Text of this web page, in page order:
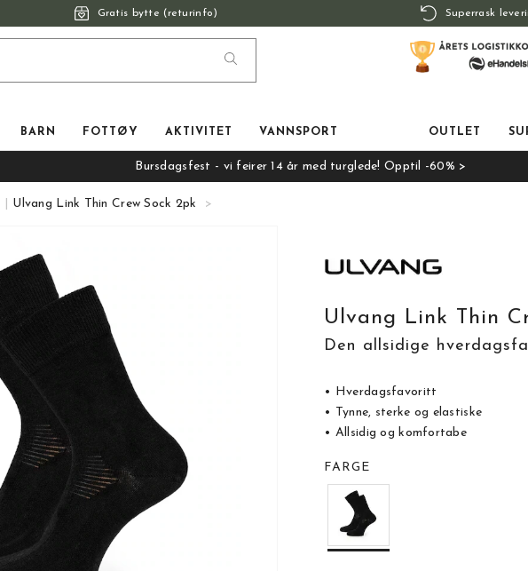
Gratis bytte (returinfo) Superrask
BARN FOTTØY AKTIVITET VANNSPORT OUTLET
Bursdagsfest - vi feirer 14 år med turglede! Opptil -60% >
Ulvang Link Thin Crew Sock 2pk
Ulvang Link Thin
Den allsidige
• Hverdagsfavoritt
• Tynne, sterke og elastiske
• Allsidig og komfortabe
FARGE